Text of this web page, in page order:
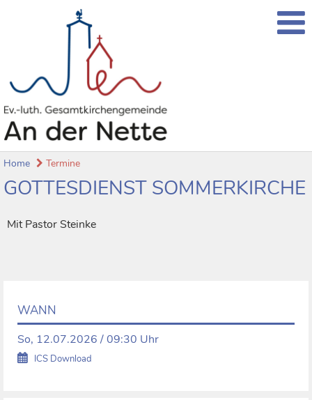
Home Termine
GOTTESDIENST SOMMERKIRCHE
Mit Pastor Steinke
WANN
So, 12.07.2026 / 09:30 Uhr
ICS Download